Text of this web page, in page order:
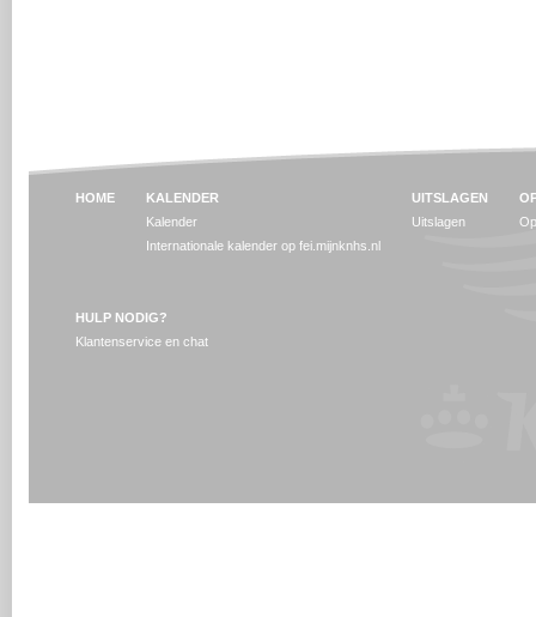
HOME
KALENDER
Kalender
Internationale kalender op fei.mijnknhs.nl
UITSLAGEN
Uitslagen
HULP NODIG?
Klantenservice en chat